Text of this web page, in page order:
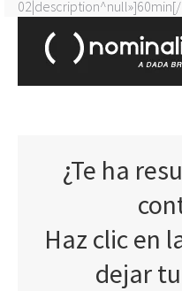
¿Te ha
Haz clic en
dejar